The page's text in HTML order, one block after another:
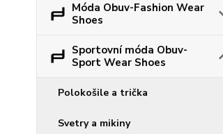
Móda Obuv-Fashion Wear
Shoes
Sportovní móda Obuv-
Sport Wear Shoes
Polokošile a trička
Svetry a mikiny